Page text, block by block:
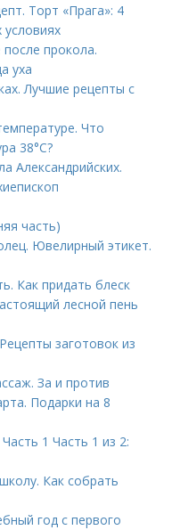
Торт «Прага»: 4
условиях
прокола.
уха
Лучшие рецепты с
Что
38°С?
Александрийских.
часть)
Ювелирный этикет.
Как придать блеск
лесной пень
заготовок из
За и против
Подарки на 8
1 Часть 1 из 2:
Как собрать
год с первого